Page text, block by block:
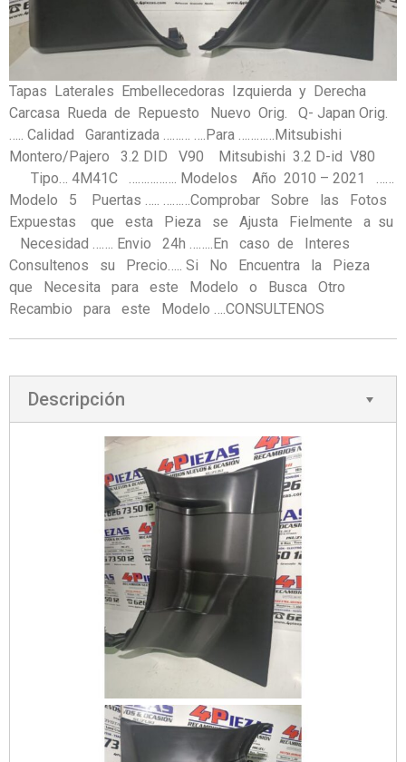
Tapas Laterales Embellecedoras Izquierda y Derecha
Carcasa Rueda de Repuesto Nuevo Orig. Q- Japan Orig.
….. Calidad Garantizada ……… ….Para …………Mitsubishi
Montero/Pajero 3.2 DID V90 Mitsubishi 3.2 D-id V80
Tipo… 4M41C ……………. Modelos Año 2010 – 2021 ……
Modelo 5 Puertas ….. ………Comprobar Sobre las Fotos
Expuestas que esta Pieza se Ajusta Fielmente a su
Necesidad ……. Envio 24h ……..En caso de Interes
Consultenos su Precio….. Si No Encuentra la Pieza
que Necesita para este Modelo o Busca Otro
Recambio para este Modelo ….CONSULTENOS
Descripción